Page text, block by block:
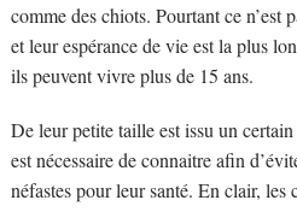
comme des chiots. Pourtant ce n’est
et leur espérance de vie est la plus
ils peuvent vivre plus de 15 ans.
De leur petite taille est issu un
est nécessaire de connaitre afin
néfastes pour leur santé. En clair, les